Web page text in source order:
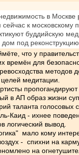
в
к московскому
буддийскую
под
что у
времён для
методов
медитации.
в АП образ жизни
таланта голосовых
Каид - ихнее
логический вывод.
мало кому
- спихни на
на